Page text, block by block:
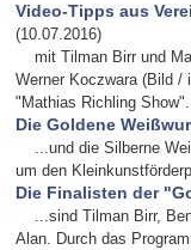
Video-Tipps aus
(10.07.2016)
mit Tilman Birr und
Werner Koczwara (Bild /
"Mathias Richling Show".
Die Goldene
...und die Silberne
um den
Die Finalisten der
...sind Tilman Birr,
Alan. Durch das